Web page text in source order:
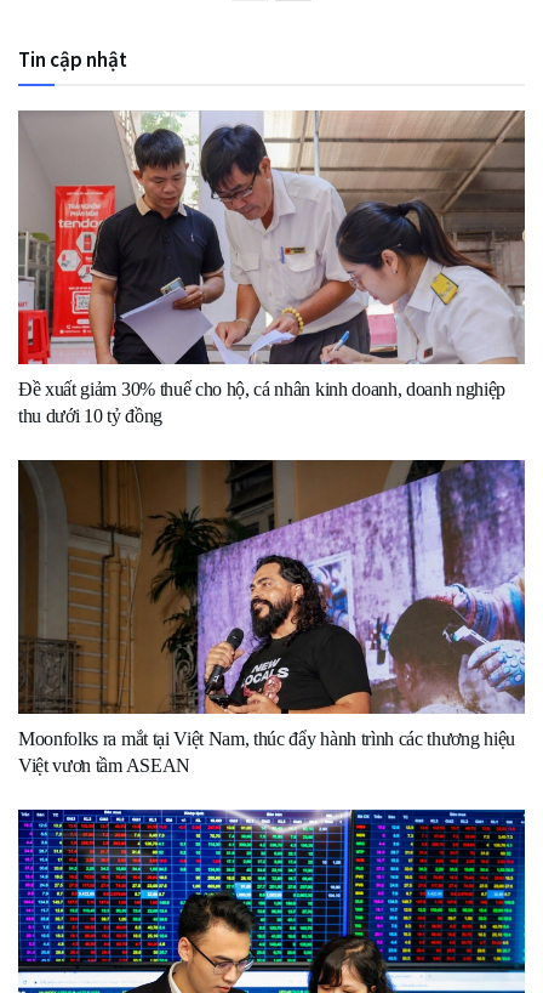
Tin cập nhật
Đề xuất giảm 30% thuế cho hộ, cá nhân kinh doanh, doanh nghiệp
thu dưới 10 tỷ đồng
Moonfolks ra mắt tại Việt Nam, thúc đẩy hành trình các thương hiệu
Việt vươn tầm ASEAN